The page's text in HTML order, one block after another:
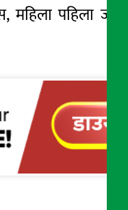
पहिला जस्ता